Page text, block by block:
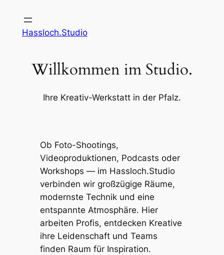
Inhalt
springenHassloch.Studio
Willkommen im Studio.
Ihre Kreativ-Werkstatt in der Pfalz.
Ob Foto-Shootings,
Videoproduktionen, Podcasts oder
Workshops — im Hassloch.Studio
verbinden wir großzügige Räume,
modernste Technik und eine
entspannte Atmosphäre. Hier
arbeiten Profis, entdecken Kreative
ihre Leidenschaft und Teams
finden Raum für Inspiration.